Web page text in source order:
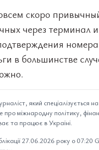
скоро
через терминал
в большинстве
який спеціалізується на
міжнародну політику,
та працює в Україні.
27.06.2026 року о 07:20